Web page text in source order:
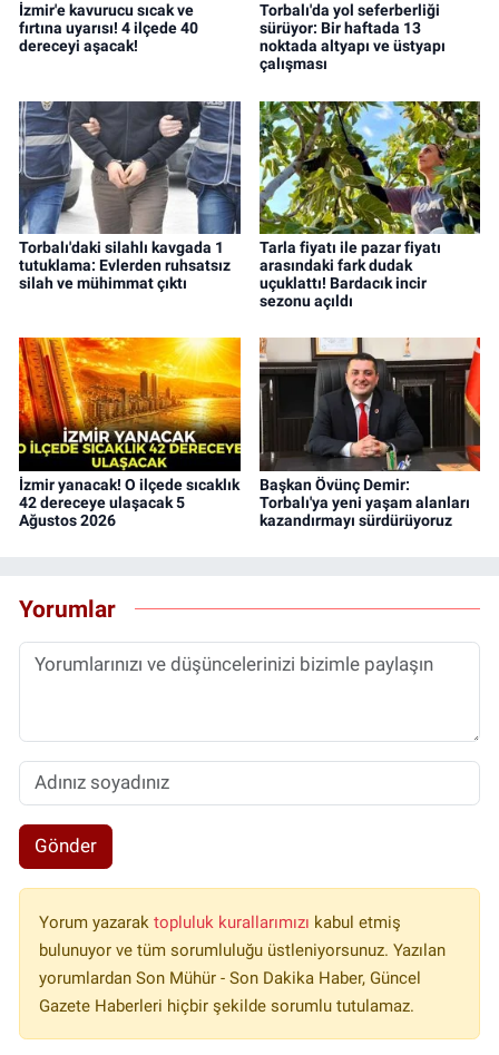
İzmir'e kavurucu sıcak ve
fırtına uyarısı! 4 ilçede 40
dereceyi aşacak!
Torbalı'da yol seferberliği
sürüyor: Bir haftada 13
noktada altyapı ve üstyapı
çalışması
Torbalı'daki silahlı kavgada 1
tutuklama: Evlerden ruhsatsız
silah ve mühimmat çıktı
Tarla fiyatı ile pazar fiyatı
arasındaki fark dudak
uçuklattı! Bardacık incir
sezonu açıldı
İzmir yanacak! O ilçede sıcaklık
42 dereceye ulaşacak 5
Ağustos 2026
Başkan Övünç Demir:
Torbalı'ya yeni yaşam alanları
kazandırmayı sürdürüyoruz
Yorumlar
Gönder
Yorum yazarak topluluk kurallarımızı kabul etmiş
bulunuyor ve tüm sorumluluğu üstleniyorsunuz. Yazılan
yorumlardan Son Mühür - Son Dakika Haber, Güncel
Gazete Haberleri hiçbir şekilde sorumlu tutulamaz.